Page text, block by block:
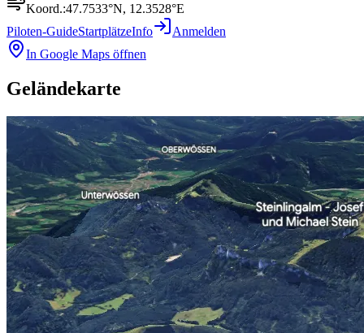
Koord.:47.7533°N, 12.3528°E
Piloten-GuideStartplätzeInfo
Anmelden
In Google Maps öffnen
Geländekarte